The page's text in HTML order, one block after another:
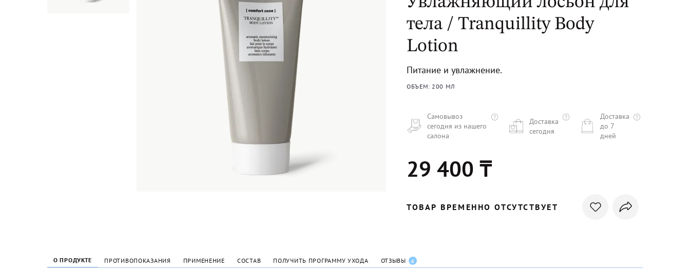
тела / Tranquillity Body
Lotion
Питание и увлажнение.
ОБЪЕМ: 200 МЛ
Самовывоз
сегодня из нашего
салона
Доставка
сегодня
Доставка
до 7
дней
29 400 ₸
ТОВАР ВРЕМЕННО ОТСУТСТВУЕТ
О ПРОДУКТЕ ПРОТИВОПОКАЗАНИЯ ПРИМЕНЕНИЕ СОСТАВ ПОЛУЧИТЬ ПРОГРАММУ УХОДА ОТЗЫВЫ 4